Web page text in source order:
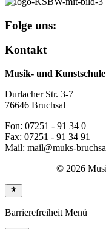
Folge uns:
Kontakt
Musik- und
Durlacher Str. 3-7
76646 Bruchsal
Fon: 07251 - 91 34 0
Fax: 07251 - 91 34 91
Mail: mail@muks-
© 2026
Barrierefreiheit Menü